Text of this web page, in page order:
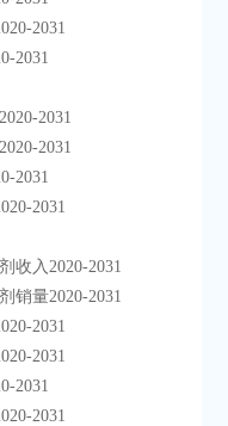
2031
2031
2020-2031
2020-2031
2031
2031
剂收入2020-2031
剂销量2020-2031
2031
2031
2031
2031